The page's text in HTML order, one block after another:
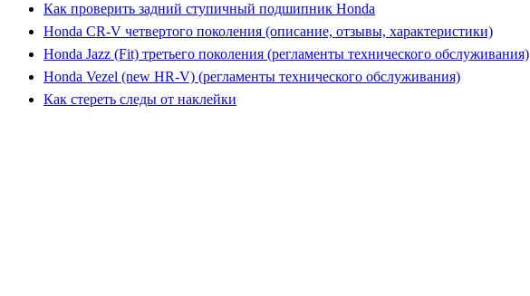
Как проверить задний ступичный подшипник Honda
Honda CR-V четвертого поколения (описание, отзывы, характеристики)
Honda Jazz (Fit) третьего поколения (регламенты технического обслуживания)
Honda Vezel (new HR-V) (регламенты технического обслуживания)
Как стереть следы от наклейки